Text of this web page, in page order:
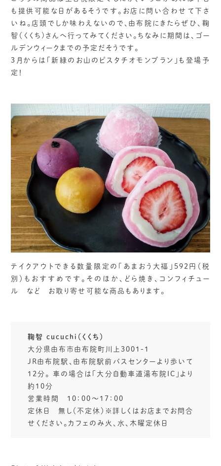
も提供可能な日があるそうです。お店に問い合わせて下さ
いね。店頭でしか味わえないので、由布院にきたらぜひ、鞠
智（くくち)さんへ行ってみてください。ちなみに期間は、ゴー
ルデンウィークまでの予定だそうです。
３月からは「新緑のお山のピスタチオモンブラン」も登場予
定！
テイクアウトできる数量限定の「あまおう大福」592円（税
別）もおすすめです。そのほか、どら焼き、コンフィチュー
ル など お取り寄せ可能な商品もあります。
鞠智 cucuchi（くくち）
大分県由布市由布院町川上3001-1
JR由布院駅、由布院駅前バスセンターより歩いて
12分。 車の場合は「大分自動車道湯布院IC」より
約10分
営業時間 10：00～17：00
定休日 無し（不定休）※詳しくはお店までお問合
せください。カフェのみ火、水、木曜定休日